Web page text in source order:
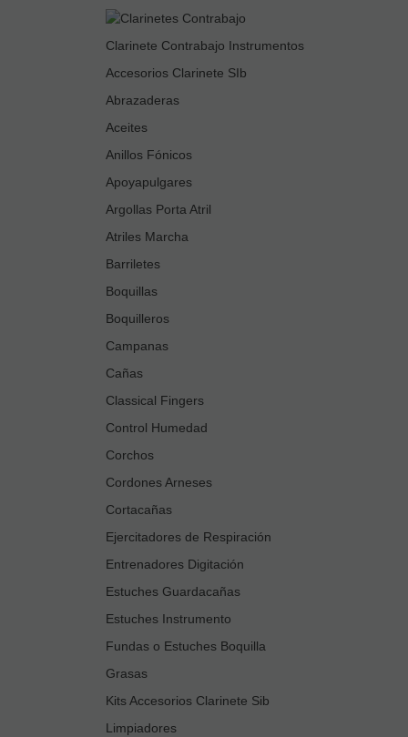
Clarinete Contrabajo Instrumentos
Accesorios Clarinete SIb
Abrazaderas
Aceites
Anillos Fónicos
Apoyapulgares
Argollas Porta Atril
Atriles Marcha
Barriletes
Boquillas
Boquilleros
Campanas
Cañas
Classical Fingers
Control Humedad
Corchos
Cordones Arneses
Cortacañas
Ejercitadores de Respiración
Entrenadores Digitación
Estuches Guardacañas
Estuches Instrumento
Fundas o Estuches Boquilla
Grasas
Kits Accesorios Clarinete Sib
Limpiadores